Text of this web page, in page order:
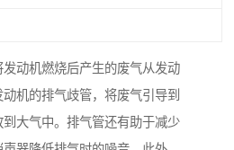
动机燃烧后产生的废气从发动
机的排气歧管，将废气引导到
大气中。排气管还有助于减少